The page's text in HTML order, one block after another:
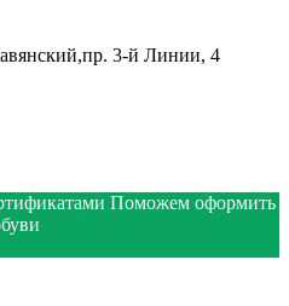
3-й Линии, 4
Поможем оформить